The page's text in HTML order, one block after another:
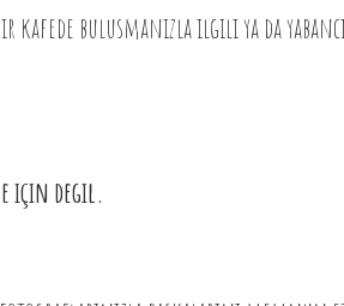
kafede bulusmanızla ilgili ya da
için degil.